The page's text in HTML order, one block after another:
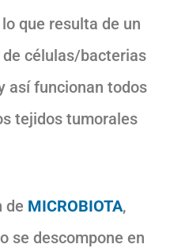
que resulta de un
células/bacterias
así funcionan todos
tejidos tumorales
de MICROBIOTA,
se descompone en